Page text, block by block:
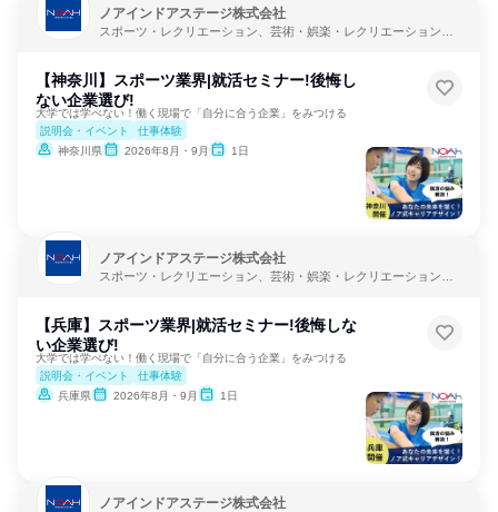
ノアインドアステージ株式会社
スポーツ・レクリエーション、芸術・娯楽・レクリエーション、
【神奈川】スポーツ業界|就活セミナー!後悔し
ない企業選び!
大学では学べない！働く現場で「自分に合う企業」をみつける
説明会・イベント
仕事体験
神奈川県
2026年8月・9月 1日
ノアインドアステージ株式会社
スポーツ・レクリエーション、芸術・娯楽・レクリエーション、
【兵庫】スポーツ業界|就活セミナー!後悔しな
い企業選び!
大学では学べない！働く現場で「自分に合う企業」をみつける
説明会・イベント
仕事体験
兵庫県
2026年8月・9月 1日
ノアインドアステージ株式会社